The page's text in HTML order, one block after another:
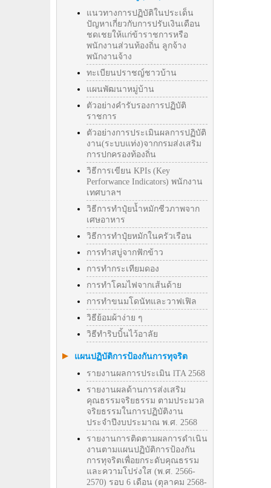
แนวทางการปฏิบัติในประเด็น
ปัญหาเกี่ยวกับการปรับเงินเดือน
ชดเชยให้แก่ข้าราชการหรือ
พนักงานส่วนท้องถิ่น ลูกจ้าง
พนักงานจ้าง
ทะเบียนปราชญ์ชาวบ้าน
แผนพัฒนาหมู่บ้าน
ตัวอย่างคำรับรองการปฏิบัติ
ราชการ
ตัวอย่างการประเมินผลการปฏิบัติ
งาน(ระบบแท่ง)จากกรมส่งเสริม
การปกครองท้องถิ่น
วิธีการเขียน KPIs (Key
Perforwance Indicators) พนักงาน
เทศบาลฯ
วิธีการทำปุ๋ยน้ำหมักชีวภาพจาก
เศษอาหาร
วิธีการทำปุ๋ยหมักในครัวเรือน
การทำสบู่จากฟักข้าว
การทำกระเทียมดอง
การทำโคมไฟจากเส้นด้าย
การทำขนมโดนัทและวาฟเฟิล
วิธีย้อมผ้าง่าย ๆ
วิธีทําริบบิ้นไว้อาลัย
แผนปฏิบัติการป้องกันการทุจริต
รายงานผลการประเมิน lTA 2568
รายงานผลด้านการส่งเสริม
คุณธรรมจริยธรรม ตามประมวล
จริยธรรมในการปฏิบัติงาน
ประจำปีงบประมาณ พ.ศ. 2568
รายงานการติดตามผลการดำเนิน
งานตามแผนปฏิบัติการป้องกัน
การทุจริตเพื่อยกระดับคุณธรรม
และความโปร่งใส (พ.ศ. 2566-
2570) รอบ 6 เดือน (ตุลาคม 2568-